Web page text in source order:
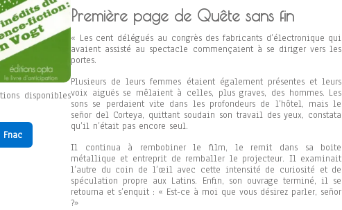
disponibles
Fnac
Première page de Quête sans fin
« Les cent délégués au congrès des fabricants d’électronique qui
avaient assisté au spectacle commençaient à se diriger vers les
portes.
Plusieurs de leurs femmes étaient également présentes et leurs
voix aiguës se mêlaient à celles, plus graves, des hommes. Les
sons se perdaient vite dans les profondeurs de l’hôtel, mais le
señor del Corteya, quittant soudain son travail des yeux, constata
qu’il n’était pas encore seul.
Il continua à rembobiner le film, le remit dans sa boite
métallique et entreprit de remballer le projecteur. Il examinait
l’autre du coin de l’œil avec cette intensité de curiosité et de
spéculation propre aux Latins. Enfin, son ouvrage terminé, il se
retourna et s’enquit : « Est-ce à moi que vous désirez parler, señor
?»